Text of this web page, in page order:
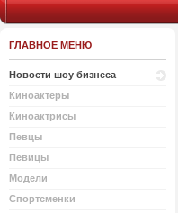
ГЛАВНОЕ МЕНЮ
Новости шоу бизнеса
Киноактеры
Киноактрисы
Певцы
Певицы
Модели
Спортсменки